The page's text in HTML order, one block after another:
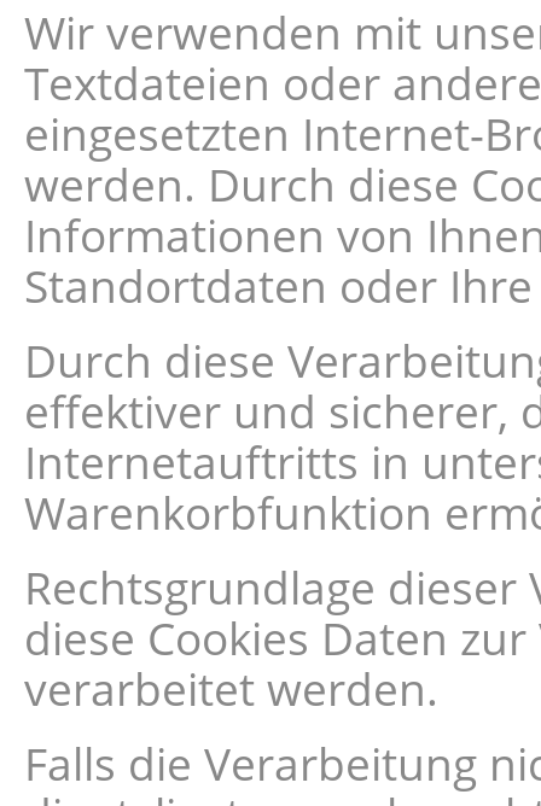
Wir verwenden mit
Textdateien oder
eingesetzten Internet-
werden. Durch diese
Informationen von
Standortdaten oder
Durch diese
effektiver und sicherer,
Internetauftritts in
Warenkorbfunktion
Rechtsgrundlage dieser
diese Cookies Daten
verarbeitet werden.
Falls die Verarbeitung